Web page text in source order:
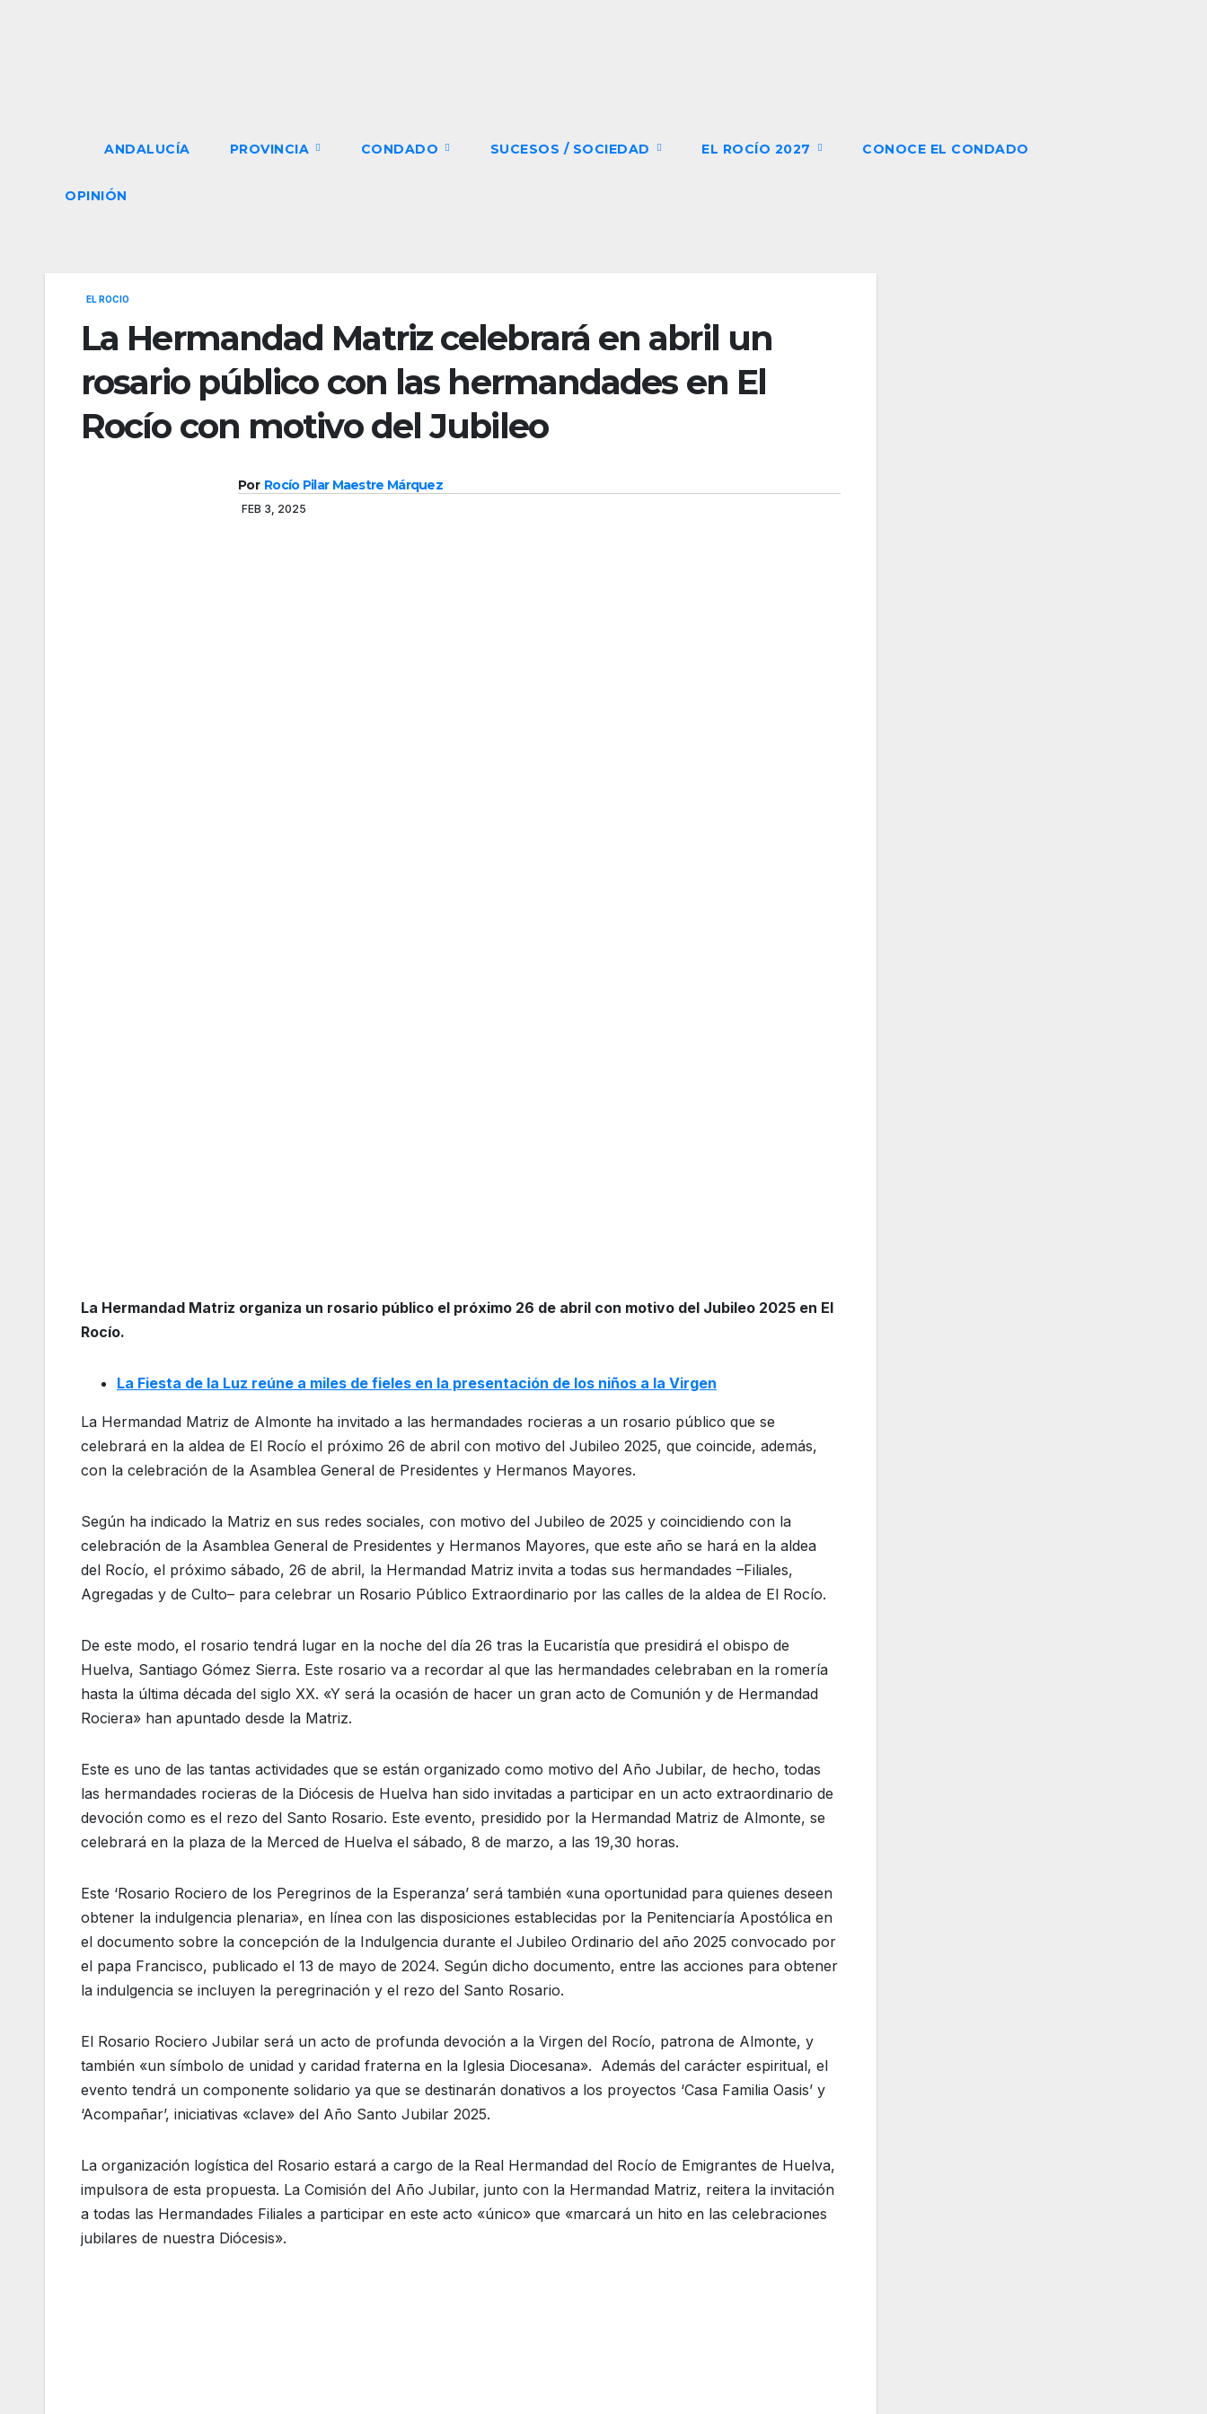
ANDALUCÍA PROVINCIA CONDADO SUCESOS / SOCIEDAD EL ROCÍO 2027 CONOCE EL CONDADO
OPINIÓN
EL ROCIO
La Hermandad Matriz celebrará en abril un
rosario público con las hermandades en El
Rocío con motivo del Jubileo
Por Rocío Pilar Maestre Márquez
FEB 3, 2025
La Hermandad Matriz organiza un rosario público el próximo 26 de abril con motivo del Jubileo 2025 en El
Rocío.
La Fiesta de la Luz reúne a miles de fieles en la presentación de los niños a la Virgen
La Hermandad Matriz de Almonte ha invitado a las hermandades rocieras a un rosario público que se
celebrará en la aldea de El Rocío el próximo 26 de abril con motivo del Jubileo 2025, que coincide, además,
con la celebración de la Asamblea General de Presidentes y Hermanos Mayores.
Según ha indicado la Matriz en sus redes sociales, con motivo del Jubileo de 2025 y coincidiendo con la
celebración de la Asamblea General de Presidentes y Hermanos Mayores, que este año se hará en la aldea
del Rocío, el próximo sábado, 26 de abril, la Hermandad Matriz invita a todas sus hermandades –Filiales,
Agregadas y de Culto– para celebrar un Rosario Público Extraordinario por las calles de la aldea de El Rocío.
De este modo, el rosario tendrá lugar en la noche del día 26 tras la Eucaristía que presidirá el obispo de
Huelva, Santiago Gómez Sierra. Este rosario va a recordar al que las hermandades celebraban en la romería
hasta la última década del siglo XX. «Y será la ocasión de hacer un gran acto de Comunión y de Hermandad
Rociera» han apuntado desde la Matriz.
Este es uno de las tantas actividades que se están organizado como motivo del Año Jubilar, de hecho, todas
las hermandades rocieras de la Diócesis de Huelva han sido invitadas a participar en un acto extraordinario de
devoción como es el rezo del Santo Rosario. Este evento, presidido por la Hermandad Matriz de Almonte, se
celebrará en la plaza de la Merced de Huelva el sábado, 8 de marzo, a las 19,30 horas.
Este ‘Rosario Rociero de los Peregrinos de la Esperanza’ será también «una oportunidad para quienes deseen
obtener la indulgencia plenaria», en línea con las disposiciones establecidas por la Penitenciaría Apostólica en
el documento sobre la concepción de la Indulgencia durante el Jubileo Ordinario del año 2025 convocado por
el papa Francisco, publicado el 13 de mayo de 2024. Según dicho documento, entre las acciones para obtener
la indulgencia se incluyen la peregrinación y el rezo del Santo Rosario.
El Rosario Rociero Jubilar será un acto de profunda devoción a la Virgen del Rocío, patrona de Almonte, y
también «un símbolo de unidad y caridad fraterna en la Iglesia Diocesana». Además del carácter espiritual, el
evento tendrá un componente solidario ya que se destinarán donativos a los proyectos ‘Casa Familia Oasis’ y
‘Acompañar’, iniciativas «clave» del Año Santo Jubilar 2025.
La organización logística del Rosario estará a cargo de la Real Hermandad del Rocío de Emigrantes de Huelva,
impulsora de esta propuesta. La Comisión del Año Jubilar, junto con la Hermandad Matriz, reitera la invitación
a todas las Hermandades Filiales a participar en este acto «único» que «marcará un hito en las celebraciones
jubilares de nuestra Diócesis».